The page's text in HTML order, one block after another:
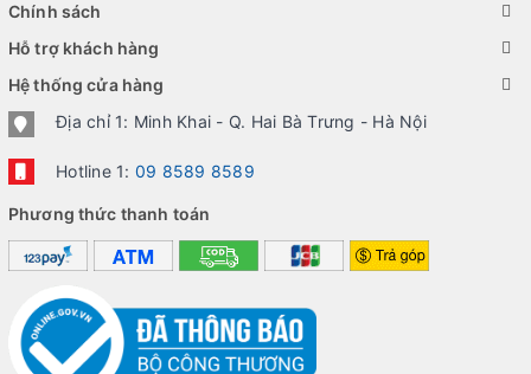
Chính sách
Hỗ trợ khách hàng
Hệ thống cửa hàng
Địa chỉ 1: Minh Khai - Q. Hai Bà Trưng - Hà Nội
Hotline 1: 09 8589 8589
Phương thức thanh toán